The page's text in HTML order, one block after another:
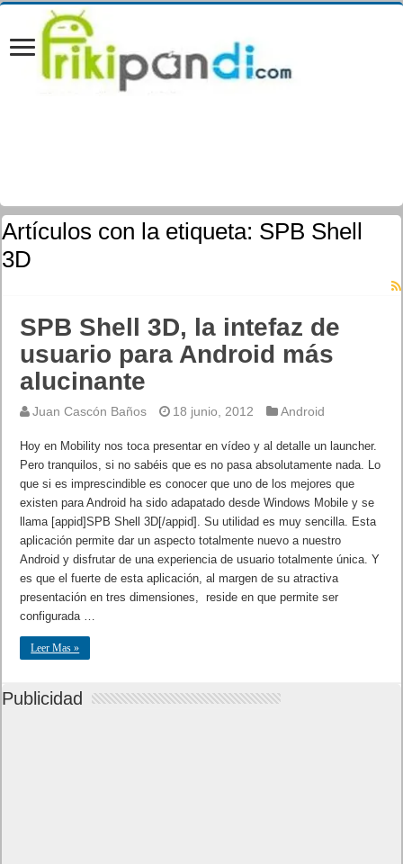
Artículos con la etiqueta: SPB Shell
3D
SPB Shell 3D, la intefaz de
usuario para Android más
alucinante
Juan Cascón Baños 18 junio, 2012 Android
Hoy en Mobility nos toca presentar en vídeo y al detalle un launcher.
Pero tranquilos, si no sabéis que es no pasa absolutamente nada. Lo
que si es imprescindible es conocer que uno de los mejores que
existen para Android ha sido adapatado desde Windows Mobile y se
llama [appid]SPB Shell 3D[/appid]. Su utilidad es muy sencilla. Esta
aplicación permite dar un aspecto totalmente nuevo a nuestro
Android y disfrutar de una experiencia de usuario totalmente única. Y
es que el fuerte de esta aplicación, al margen de su atractiva
presentación en tres dimensiones, reside en que permite ser
configurada …
Leer Mas »
Publicidad